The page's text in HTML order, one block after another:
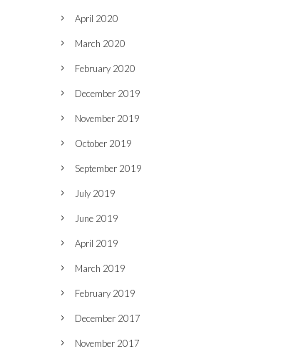
April 2020
March 2020
February 2020
December 2019
November 2019
October 2019
September 2019
July 2019
June 2019
April 2019
March 2019
February 2019
December 2017
November 2017